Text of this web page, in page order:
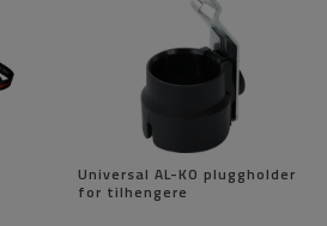
Universal AL-KO pluggholder
for tilhengere